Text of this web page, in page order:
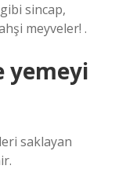
sincap,
meyveler! .
yemeyi
saklayan